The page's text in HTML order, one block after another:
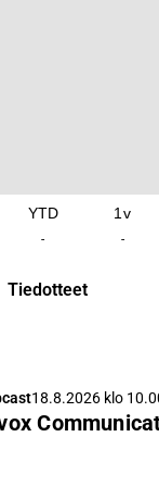
YTD
-
1v
-
Tiedotteet
18.8.2026 klo